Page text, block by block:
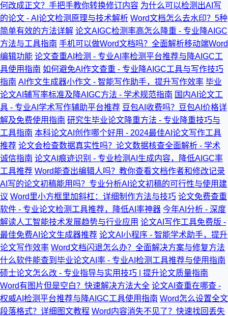
何改成正文？手把手教你转换修订内容 为什么可以检测出AI写
的论文 - AI论文检测原理与技术解析 Word文档怎么去水印？5种
简单有效的方法详解 论文AIGC检测率高怎么降重 - 专业降AIGC
方法与工具指南 手机可以做Word文档吗？全面解析移动端Word
编辑功能 论文查重AI检测 - 专业AI率检测平台推荐与降AIGC工
具使用指南 如何避免AI作文查重 - 专业降AIGC工具与写作技巧
指南 AI作文生成器小作文 - 智能写作助手，提升写作效率 毕业
论文AI辅写率标准及降AIGC方法 - 学术规范指南 国内AI论文工
具 - 专业AI学术写作辅助平台推荐 豆包AI收费吗？豆包AI价格详
解及免费使用指南 研究生毕业论文降重方法 - 专业降重技巧与
工具指南 本科论文AI创作哪个好用 - 2024最佳AI论文写作工具
推荐 论文会检查数据真实性吗？论文数据核查全面解析 - 学术
诚信指南 论文AI痕迹识别 - 专业检测AI生成内容，降低AIGC率
工具推荐 Word能查出编辑人吗？教你查看文档作者和修改记录
AI写的论文初稿能用吗？专业分析AI论文初稿的可行性与使用建
议 Word里小方框里加斜杠：详细制作方法与技巧 论文免费查重
软件 - 专业论文检测工具推荐，降低AI率神器 今年AI分析 - 深度
解读人工智能技术发展趋势与行业应用 论文AI写作工具免费版 -
最佳免费AI论文生成器推荐 论文AI小程序 - 智能学术助手，提升
论文写作效率 Word文档闪退怎么办？全面解决方案与修复方法
什么软件能查到毕业论文AI率 - 专业AI检测工具推荐与使用指南
硕士论文怎么改 - 专业指导与实用技巧 | 提升论文质量指南
Word有图片但是空白？快速解决方法大全 论文AI查重在哪查 -
权威AI检测平台推荐与降AIGC工具使用指南 Word怎么设置全文
段落格式？详细图文教程 Word内容消失不见了？快速找回丢失